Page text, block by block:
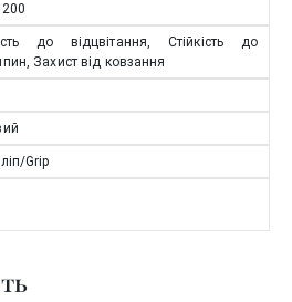
до відцвітання, Стійкість до
Захист від ковзання
Grip